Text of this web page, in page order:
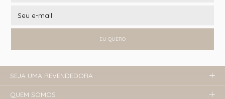
EU QUERO
SEJA UMA REVENDEDORA
QUEM SOMOS